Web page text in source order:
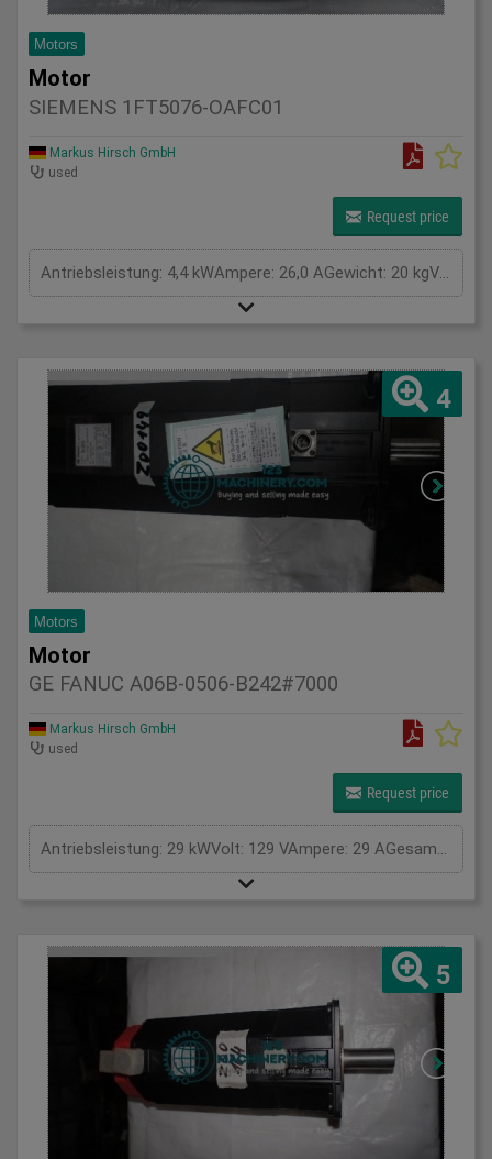
Motors
Motor
SIEMENS 1FT5076-OAFC01
Markus Hirsch GmbH
used
Request price
Antriebsleistung: 4,4 kWAmpere: 26,0 AGewicht: 20 kgVolt: VGesamtleistungsbedarf: kWMaschinengewicht ca.: tRaumbedarf ca.: m
4
Motors
Motor
GE FANUC A06B-0506-B242#7000
Markus Hirsch GmbH
used
Request price
Antriebsleistung: 29 kWVolt: 129 VAmpere: 29 AGesamtleistungsbedarf: kWMaschinengewicht ca.: tRaumbedarf ca.: m
5